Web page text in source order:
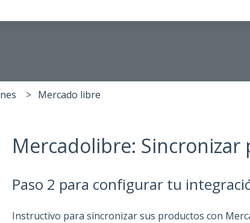
Mercado libre
Mercadolibre: Sincronizar
Paso 2 para configurar tu
Instructivo para sincronizar sus productos con